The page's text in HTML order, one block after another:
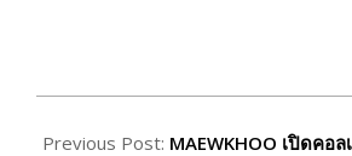
03-
Previous Post: MAEWKHOO เปิดคอ